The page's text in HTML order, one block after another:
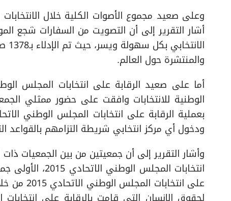
وعلى صعيد مجموع الأصوات الكلية خلال
أشار التقرير إلى أن التصويت من السفارات شجع
والمنتشرة حول العالم.
الوطنية للانتخابات وافقت على حضور ممثلي
ودخول أي مركز انتخابي شريطة التزامهم بالقواعد
وأشار التقرير إلى أن جمعيتين من بين الجمعيات
انتخابات المجلس
على